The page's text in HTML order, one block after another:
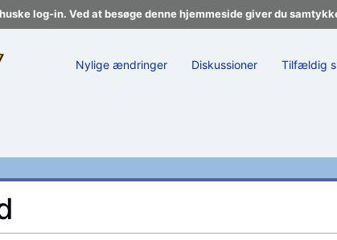
log-in. Ved at besøge denne hjemmeside giver du
Nylige ændringer Diskussioner Tilfældig